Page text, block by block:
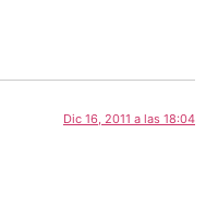
Dic 16, 2011 a las 18:04